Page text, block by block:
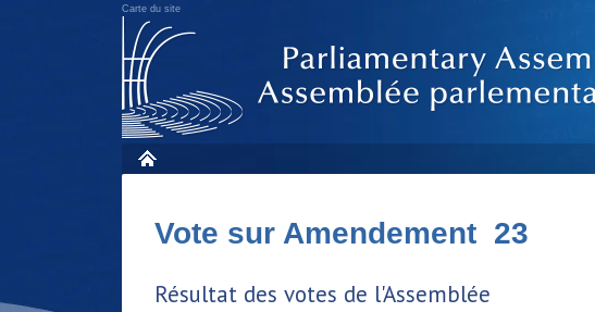
Carte du site
Vote sur Amendement 23
Résultat des votes de l'Assemblée